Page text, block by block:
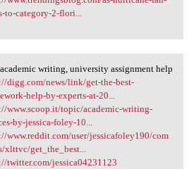
to-category-2-flori...
writing,
writing, university assignment help
digg.com/news/link/get-the-best-
help-by-experts-at-20...
www.scoop.it/topic/academic-writing-
by-jessica-foley-10...
www.reddit.com/user/jessicafoley190/com
xlttvc/get_the_best...
twitter.com/jessica04231123